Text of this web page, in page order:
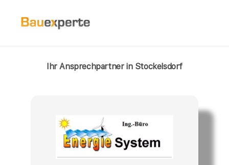
Ihr Ansprechpartner in Stockelsdorf